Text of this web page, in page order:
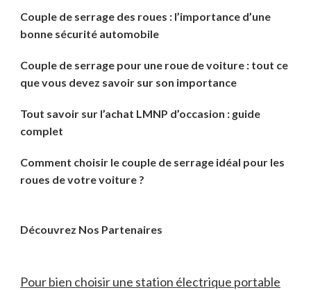
Couple de serrage des roues : l’importance d’une
bonne sécurité automobile
Couple de serrage pour une roue de voiture : tout ce
que vous devez savoir sur son importance
Tout savoir sur l’achat LMNP d’occasion : guide
complet
Comment choisir le couple de serrage idéal pour les
roues de votre voiture ?
Découvrez Nos Partenaires
Pour bien choisir une station électrique portable